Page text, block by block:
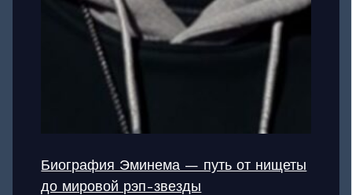
Биография Эминема — путь от нищеты
до мировой рэп-звезды